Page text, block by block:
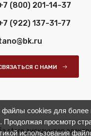
(800) 201-14-37
(922) 137-31-77
С НАМИ
store дискаунтер
файлы cookies для
Продолжая просмотр
использования